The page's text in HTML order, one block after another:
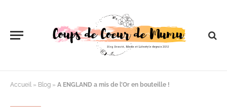
Accueil » Blog » A ENGLAND a mis de l’Or en bouteille !